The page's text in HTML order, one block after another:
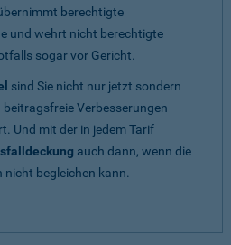
berechtigte
und wehrt nicht berechtigte
sogar vor Gericht.
sind Sie nicht nur jetzt sondern
Verbesserungen
Und mit der in jedem Tarif
auch dann, wenn die
nicht begleichen kann.